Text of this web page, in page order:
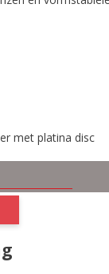
met platina disc